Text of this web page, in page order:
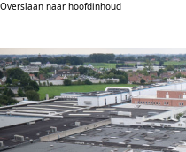
Overslaan naar hoofdinhoud